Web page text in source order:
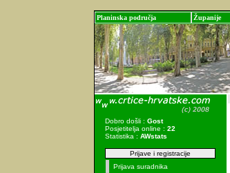
Planinska područja Županije
Dobro došli : Gost
Posjetitelja online : 22
Statistika : AWstats
Prijave i registracije
Prijava suradnika